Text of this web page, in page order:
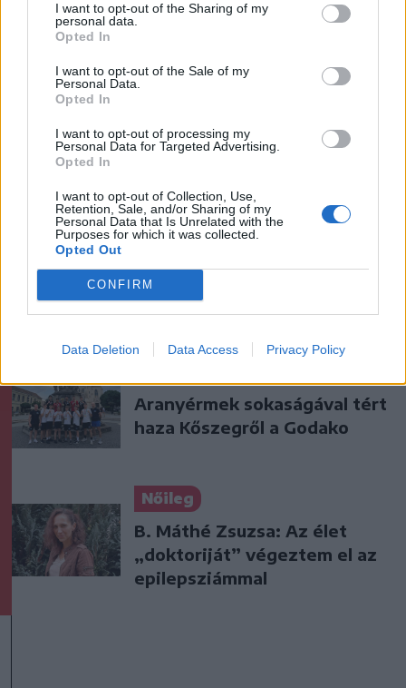
I want to opt-out of the Sharing of my
personal data.
Opted In
I want to opt-out of the Sale of my
Personal Data.
Opted In
I want to opt-out of processing my
Personal Data for Targeted Advertising.
Opted In
I want to opt-out of Collection, Use,
Retention, Sale, and/or Sharing of my
Personal Data that Is Unrelated with the
Purposes for which it was collected.
Opted Out
CONFIRM
Data Deletion Data Access Privacy Policy
kétéves gyerek keze, a
műtőben
A gól már összejött, az
(videóval)
Krónika
Putyin egy NATO-tagállam
megtámadására készül az
Aranyérmek sokaságával tért
haza Kőszegről a Godako
Nőileg
B. Máthé Zsuzsa: Az élet
„doktoriját” végeztem el az
epilepsziámmal